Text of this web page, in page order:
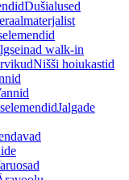
Dušialused
walk-in
Nišši hoiukastid
Jalgade